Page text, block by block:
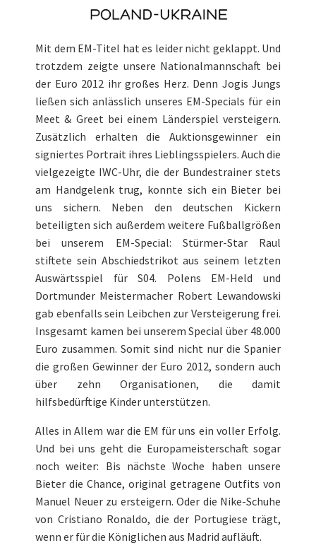
Mit dem EM-Titel hat es leider nicht geklappt. Und
trotzdem zeigte unsere Nationalmannschaft bei
der Euro 2012 ihr großes Herz. Denn Jogis Jungs
ließen sich anlässlich unseres EM-Specials für ein
Meet & Greet bei einem Länderspiel versteigern.
Zusätzlich erhalten die Auktionsgewinner ein
signiertes Portrait ihres Lieblingsspielers. Auch die
vielgezeigte IWC-Uhr, die der Bundestrainer stets
am Handgelenk trug, konnte sich ein Bieter bei
uns sichern. Neben den deutschen Kickern
beteiligten sich außerdem weitere Fußballgrößen
bei unserem EM-Special: Stürmer-Star Raul
stiftete sein Abschiedstrikot aus seinem letzten
Auswärtsspiel für S04. Polens EM-Held und
Dortmunder Meistermacher Robert Lewandowski
gab ebenfalls sein Leibchen zur Versteigerung frei.
Insgesamt kamen bei unserem Special über 48.000
Euro zusammen. Somit sind nicht nur die Spanier
die großen Gewinner der Euro 2012, sondern auch
über zehn Organisationen, die damit
hilfsbedürftige Kinder unterstützen.
Alles in Allem war die EM für uns ein voller Erfolg.
Und bei uns geht die Europameisterschaft sogar
noch weiter: Bis nächste Woche haben unsere
Bieter die Chance, original getragene Outfits von
Manuel Neuer zu ersteigern. Oder die Nike-Schuhe
von Cristiano Ronaldo, die der Portugiese trägt,
wenn er für die Königlichen aus Madrid aufläuft.